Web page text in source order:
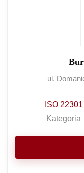
ul.
ISO 22301
Kategoria